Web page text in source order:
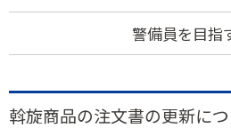
斡旋商品の注文書の更新に
警備員を目指